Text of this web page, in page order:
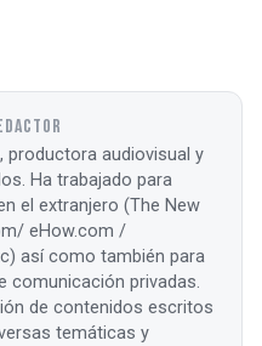
productora audiovisual y
Ha trabajado para
el extranjero (The New
eHow.com /
así como también para
comunicación privadas.
de contenidos escritos
temáticas y